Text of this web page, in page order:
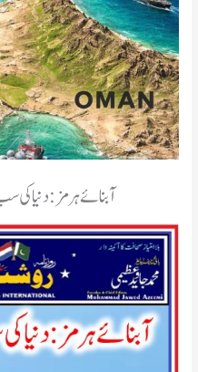
آبنائے ہرمز: دنیا